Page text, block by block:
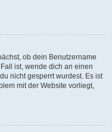
ob dein Benutzername
ist, wende dich an einen
nicht gesperrt wurdest. Es ist
mit der Website vorliegt,